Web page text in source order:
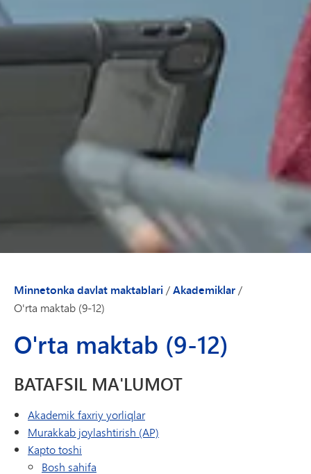
Minnetonka davlat maktablari /Akademiklar/
O'rta maktab (9-12)
O'rta maktab (9-12)
BATAFSIL MA'LUMOT
Akademik faxriy yorliqlar
Murakkab joylashtirish (AP)
Kapto toshi
Bosh sahifa